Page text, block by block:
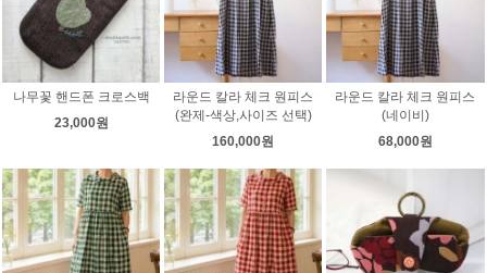
나무꽃 핸드폰 크로스백
23,000원
라운드 칼라 체크 원피스
(완제-색상,사이즈 선택)
160,000원
라운드 칼라 체크 원피스
(네이비)
68,000원